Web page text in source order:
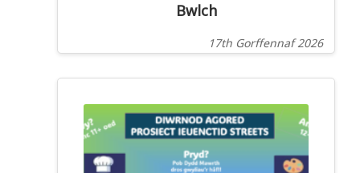
Bwlch
17th Gorffennaf 2026